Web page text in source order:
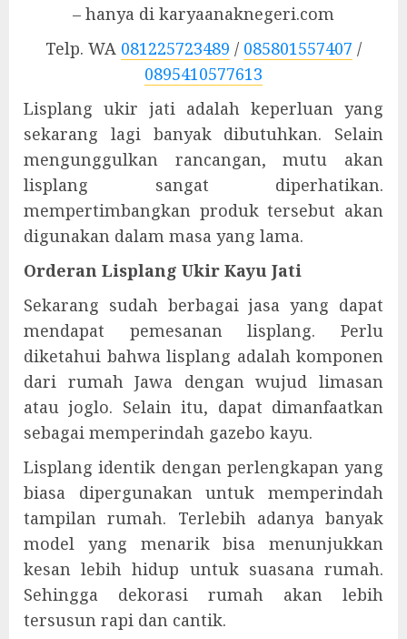
– hanya di karyaanaknegeri.com
Telp. WA 081225723489 / 085801557407 /
0895410577613
Lisplang ukir jati adalah keperluan yang
sekarang lagi banyak dibutuhkan. Selain
mengunggulkan rancangan, mutu akan
lisplang sangat diperhatikan.
mempertimbangkan produk tersebut akan
digunakan dalam masa yang lama.
Orderan Lisplang Ukir Kayu Jati
Sekarang sudah berbagai jasa yang dapat
mendapat pemesanan lisplang. Perlu
diketahui bahwa lisplang adalah komponen
dari rumah Jawa dengan wujud limasan
atau joglo. Selain itu, dapat dimanfaatkan
sebagai memperindah gazebo kayu.
Lisplang identik dengan perlengkapan yang
biasa dipergunakan untuk memperindah
tampilan rumah. Terlebih adanya banyak
model yang menarik bisa menunjukkan
kesan lebih hidup untuk suasana rumah.
Sehingga dekorasi rumah akan lebih
tersusun rapi dan cantik.